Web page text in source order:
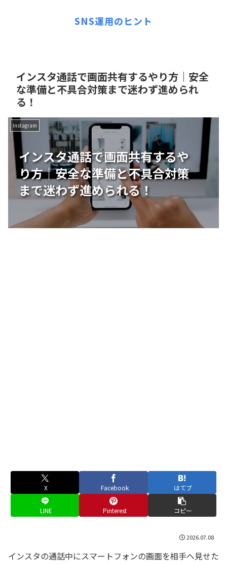
SNS運用のヒント
インスタ通話で画面共有するやり方｜安全
な準備と不具合対策まで迷わず進められ
る！
インスタ通話で画面共有するや
り方｜安全な準備と不具合対策
まで迷わず進められる！
Instagram
X Facebook はてブ
LINE Pinterest コピー
2026.07.08
インスタの通話中にスマートフォンの画面を相手へ見せた